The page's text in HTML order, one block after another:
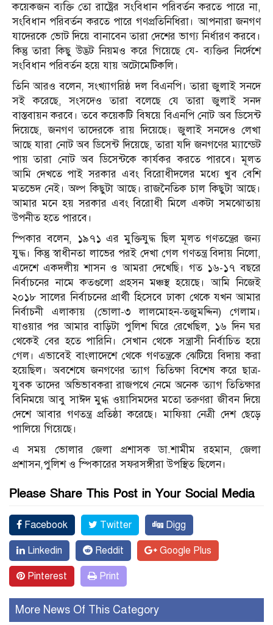
কয়েকজন ব্যক্তি তো রাষ্ট্রের সংবিধান পরিবর্তন করতে পারে না,
সংবিধান পরিবর্তন করতে পারে গণপ্রতিনিধিরা। আপনারা জনগণ
যাদেরকে ভোট দিয়ে বানাবেন তারা দেশের ভাগ্য নির্ধারণ করবে।
কিন্তু তারা কিছু উদ্ভট নিয়মও করে গিয়েছে যে- ব্যক্তির নির্দেশে
সংবিধান পরিবর্তন হয়ে যায় অটোমেটিকলি।
তিনি আরও বলেন, সংখ্যাগরিষ্ঠ দল বিএনপি। তারা জুলাই সনদে
সই করেছে, সংসদেও তারা বলেছে যে তারা জুলাই সনদ
বাস্তবায়ন করবে। তবে কয়েকটি বিষয়ে বিএনপি নোট অব ডিসেন্ট
দিয়েছে, জনগণ তাদেরকে রায় দিয়েছে। জুলাই সনদেও লেখা
আছে যারা নোট অব ডিসেন্ট দিয়েছে, তারা যদি জনগণের ম্যান্ডেট
পায় তারা নোট অব ডিসেন্টকে কার্যকর করতে পারবে। মূলত
আমি দেখতে পাই সরকার এবং বিরোধীদলের মধ্যে খুব বেশি
মতভেদ নেই। অল্প কিছুটা আছে। রাজনৈতিক চাল কিছুটা আছে।
আমার মনে হয় সরকার এবং বিরোধী মিলে একটা সমঝোতায়
উপনীত হতে পারবে।
স্পিকার বলেন, ১৯৭১ এর মুক্তিযুদ্ধ ছিল মূলত গণতন্ত্রের জন্য
যুদ্ধ। কিন্তু স্বাধীনতা লাভের পরই দেখা গেল গণতন্ত্র বিদায় নিলো,
এদেশে একদলীয় শাসন ও আমরা দেখেছি। গত ১৬-১৭ বছরে
নির্বাচনের নামে কতগুলো প্রহসন মঞ্চস্থ হয়েছে। আমি নিজেই
২০১৮ সালের নির্বাচনের প্রার্থী হিসেবে ঢাকা থেকে যখন আমার
নির্বাচনী এলাকায় (ভোলা-৩ লালমোহন-তজুমদ্দিন) গেলাম।
যাওয়ার পর আমার বাড়িটা পুলিশ ঘিরে রেখেছিল, ১৬ দিন ঘর
থেকেই বের হতে পারিনি। সেখান থেকে সন্ত্রাসী নির্বাচিত হয়ে
গেল। এভাবেই বাংলাদেশে থেকে গণতন্ত্রকে ঝেটিয়ে বিদায় করা
হয়েছিল। অবশেষে জনগণের ত্যাগ তিতিক্ষা বিশেষ করে ছাত্র-
যুবক তাদের অভিভাবকরা রাজপথে নেমে অনেক ত্যাগ তিতিক্ষার
বিনিময়ে আবু সাঈদ মুগ্ধ ওয়াসিমদের মতো তরুণরা জীবন দিয়ে
দেশে আবার গণতন্ত্র প্রতিষ্ঠা করেছে। মাফিয়া নেত্রী দেশ ছেড়ে
পালিয়ে গিয়েছে।
এ সময় ভোলার জেলা প্রশাসক ডা.শামীম রহমান, জেলা
প্রশাসন,পুলিশ ও স্পিকারের সফরসঙ্গীরা উপস্থিত ছিলেন।
Please Share This Post in Your Social Media
Facebook Twitter Digg
Linkedin Reddit Google Plus
Pinterest Print
More News Of This Category